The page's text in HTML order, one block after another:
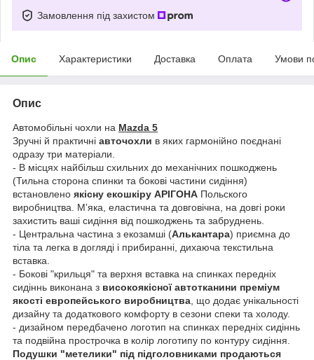
Замовлення під захистом
Опис Характеристики Доставка Оплата Умови
Опис
Автомобільні чохли на Mazda 5
Зручні й практичні авточохли в яких гармонійно поєднані
одразу три матеріали.
- В місцях найбільш схильних до механічних пошкоджень
(Тильна сторона спинки та бокові частини сидіння)
встановлено якісну екошкіру АРІГОНА Польского
виробництва. Мʼяка, еластична та довговічна, на довгі роки
захистить ваші сидіння від пошкоджень та забруднень.
- Центральна частина з екозамші (Алькантара) приємна до
тіла та легка в догляді і прибиранні, дихаюча текстильна
вставка.
- Бокові "крильця" та верхня вставка на спинках передніх
сидіннь виконана з високоякісної автотканини преміум
якості европейського виробництва , що додає унікальності
дизайну та додаткового комфорту в сезони спеки та холоду.
- дизайном передбачено логотип на спинках передніх сидіннь
та подвійна прострочка в колір логотипу по контуру сидіння.
Подушки "метелики" під підголовниками продаються